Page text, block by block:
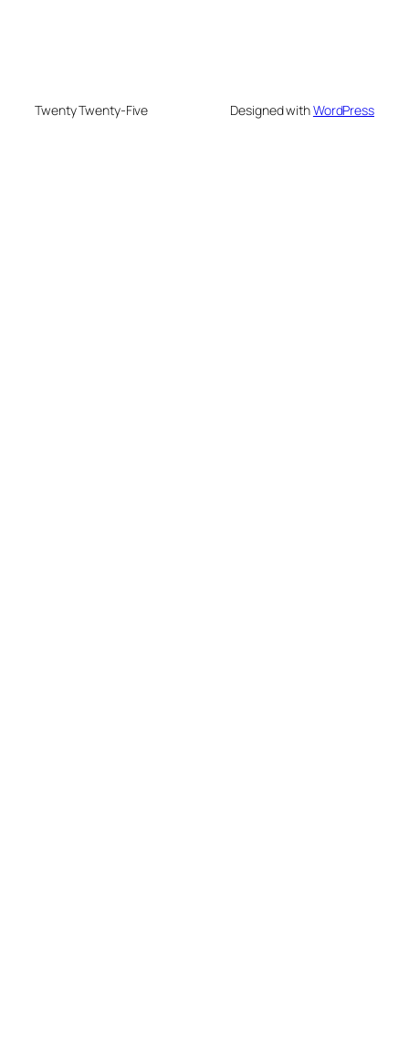
Twenty Twenty-Five Designed withWordPress